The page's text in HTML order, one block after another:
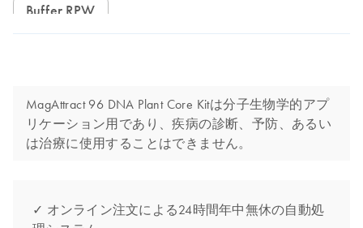
Buffer RPW
MagAttract 96 DNA Plant Core Kitは分子生物学的アプ
リケーション用であり、疾病の診断、予防、あるい
は治療に使用することはできません。
✓ オンライン注文による24時間年中無休の自動処